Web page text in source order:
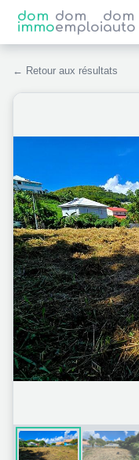
dom
immo
dom
emploi
dom
auto
← Retour aux résultats